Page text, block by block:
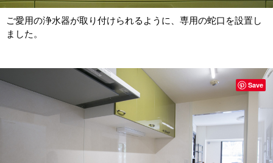
ご愛用の浄水器が取り付けられるように、専用の蛇口を設置し
ました。
Save